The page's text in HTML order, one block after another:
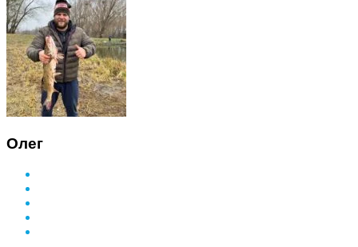
Олег